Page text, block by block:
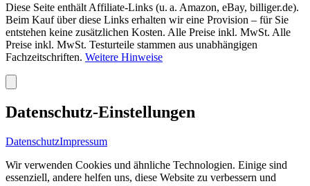
Diese Seite enthält Affiliate-Links (u. a. Amazon, eBay, billiger.de).
Beim Kauf über diese Links erhalten wir eine Provision – für Sie
entstehen keine zusätzlichen Kosten. Alle Preise inkl. MwSt. Alle
Preise inkl. MwSt. Testurteile stammen aus unabhängigen
Fachzeitschriften. Weitere Hinweise
Datenschutz-Einstellungen
DatenschutzImpressum
Wir verwenden Cookies und ähnliche Technologien. Einige sind
essenziell, andere helfen uns, diese Website zu verbessern und